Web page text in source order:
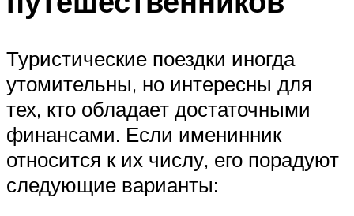
Туристические поездки иногда
утомительны, но интересны для
тех, кто обладает достаточными
финансами. Если именинник
относится к их числу, его порадуют
следующие варианты: